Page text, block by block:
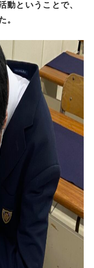
動ということで、
。